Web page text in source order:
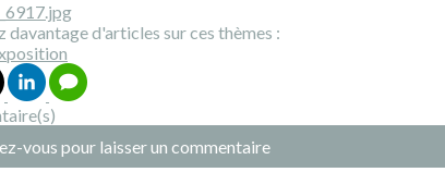
davantage d'articles sur ces thèmes :
vous pour laisser un commentaire